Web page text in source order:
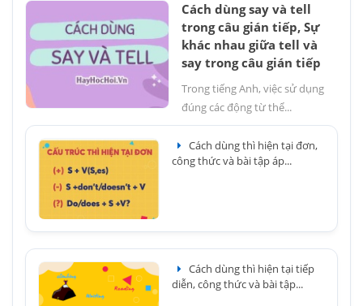
Cách dùng say và tell
trong câu gián tiếp, Sự
khác nhau giữa tell và
say trong câu gián tiếp
Trong tiếng Anh, việc sử dụng
đúng các động từ thể...
Cách dùng thì hiện tại đơn,
công thức và bài tập áp...
Cách dùng thì hiện tại tiếp
diễn, công thức và bài tập...